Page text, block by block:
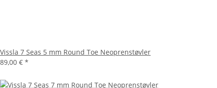
Vissla 7 Seas 5 mm Round Toe Neoprenstøvler
89,00 € *